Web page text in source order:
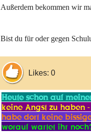
Außerdem bekommen wir
Bist du für oder gegen
Likes: 0
Heute schon auf
keine Angst zu haben
habe dort keine
worauf wartet ihr